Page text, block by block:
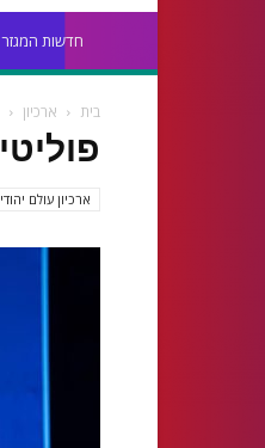
חדשות המגזר
בית ארכיון
פוליטי
ארכיון עולם יהודי